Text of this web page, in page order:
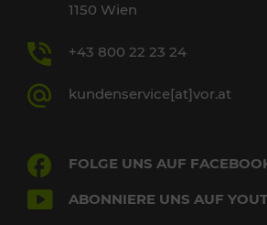
1150 Wien
+43 800 22 23 24
kundenservice[at]vor.at
FOLGE UNS AUF
ABONNIERE UNS AUF